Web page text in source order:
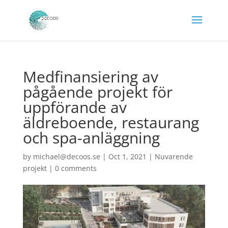
Medfinansiering av
pågående projekt för
uppförande av
äldreboende, restaurang
och spa-anläggning
by michael@decoos.se | Oct 1, 2021 | Nuvarende
projekt| 0 comments